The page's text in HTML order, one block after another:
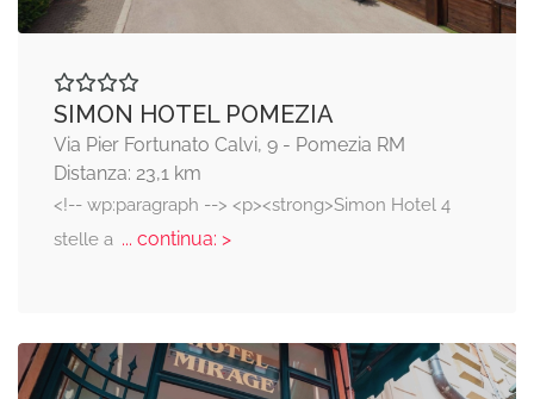
SIMON HOTEL POMEZIA
Via Pier Fortunato Calvi, 9 - Pomezia RM
Distanza: 23,1 km
<!-- wp:paragraph --> <p><strong>Simon Hotel 4
stelle a... continua: >